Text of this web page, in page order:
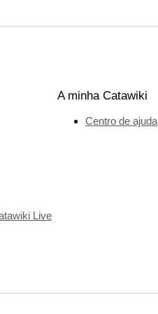
Live
A minha Catawiki
Centro de ajuda